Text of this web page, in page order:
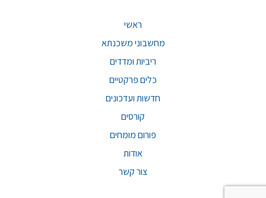
ראשי
מחשבוני משכנתא
ריביות ומדדים
כלים פרקטיים
חדשות ועדכונים
קורסים
פורום מומחים
אודות
צור קשר